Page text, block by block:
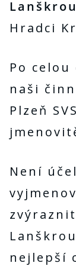
Hradci
Po
naši
Plzeň
Není
nejlepší